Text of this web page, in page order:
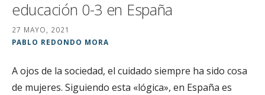
educación 0-3 en España
27 MAYO, 2021
PABLO REDONDO MORA
A ojos de la sociedad, el cuidado siempre ha sido cosa
de mujeres. Siguiendo esta «lógica», en España es